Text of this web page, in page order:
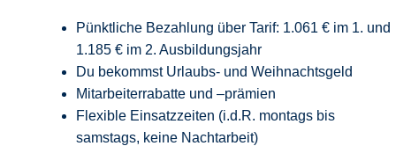
Pünktliche Bezahlung über Tarif: 1.061 € im 1. und
1.185 € im 2. Ausbildungsjahr
Du bekommst Urlaubs- und Weihnachtsgeld
Mitarbeiterrabatte und –prämien
Flexible Einsatzzeiten (i.d.R. montags bis
samstags, keine Nachtarbeit)